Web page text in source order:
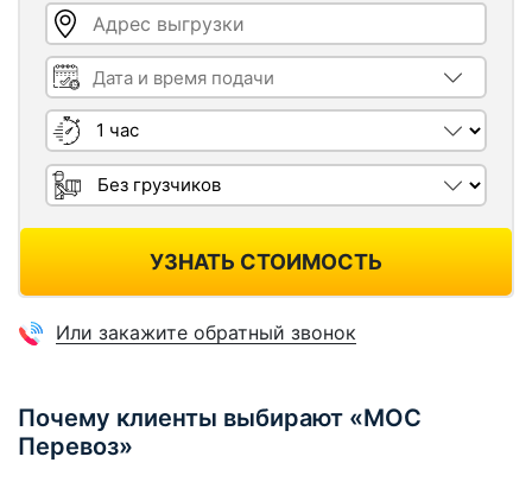
Адрес выгрузки
Дата и время подачи
Длительность
Грузчики
УЗНАТЬ СТОИМОСТЬ
Или закажите обратный звонок
Почему клиенты выбирают «МОС
Перевоз»